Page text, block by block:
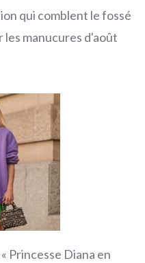
qui comblent le fossé
manucures d'août
Princesse Diana en